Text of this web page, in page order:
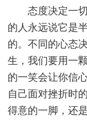
态度决定一
的人永远说它是
的。不同的心态
生，我们要用一
的一笑会让你信
自己面对挫折时
得意的一脚，还